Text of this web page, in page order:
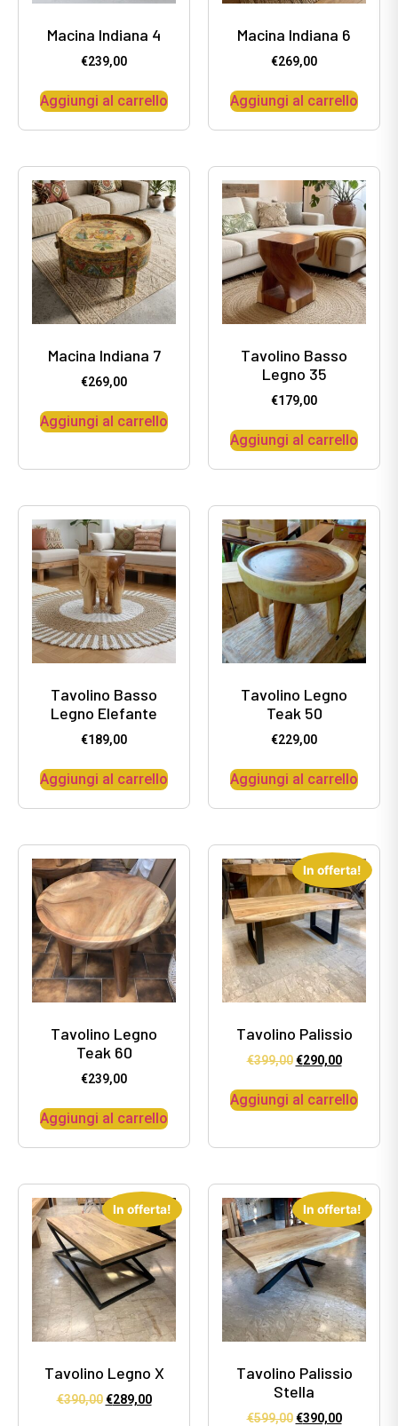
Macina Indiana 4
€239,00
Aggiungi al carrello
Macina Indiana 6
€269,00
Aggiungi al carrello
Macina Indiana 7
€269,00
Aggiungi al carrello
Tavolino Basso
Legno 35
€179,00
Aggiungi al carrello
Tavolino Basso
Legno Elefante
€189,00
Aggiungi al carrello
Tavolino Legno
Teak 50
€229,00
Aggiungi al carrello
Tavolino Legno
Teak 60
€239,00
Aggiungi al carrello
In offerta!
Tavolino Palissio
€399,00 €290,00
Aggiungi al carrello
In offerta!
Tavolino Legno X
€390,00 €289,00
In offerta!
Tavolino Palissio
Stella
€599,00 €390,00